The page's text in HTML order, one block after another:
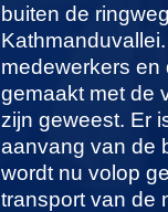
buiten de
medewerkers en
gemaakt met de
zijn geweest. Er
aanvang van de
wordt nu volop
transport van de